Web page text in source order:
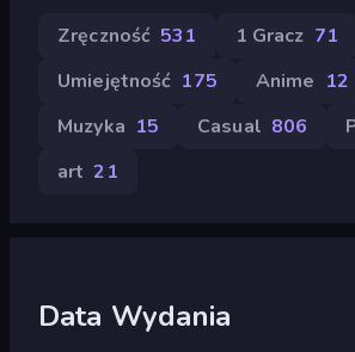
Zręczność 531 1 Gracz 71
Umiejętność 175 Anime 12
Muzyka 15 Casual 806
art 21
Data Wydania